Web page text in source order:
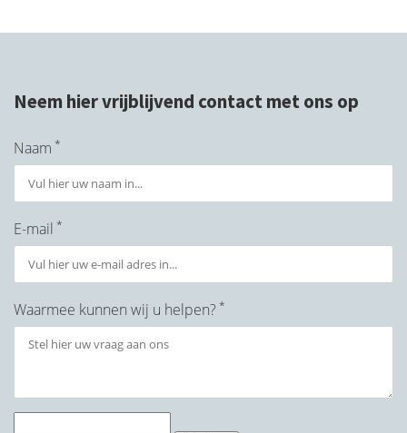
Neem hier vrijblijvend contact met ons op
Naam *
E-mail *
Waarmee kunnen wij u helpen? *